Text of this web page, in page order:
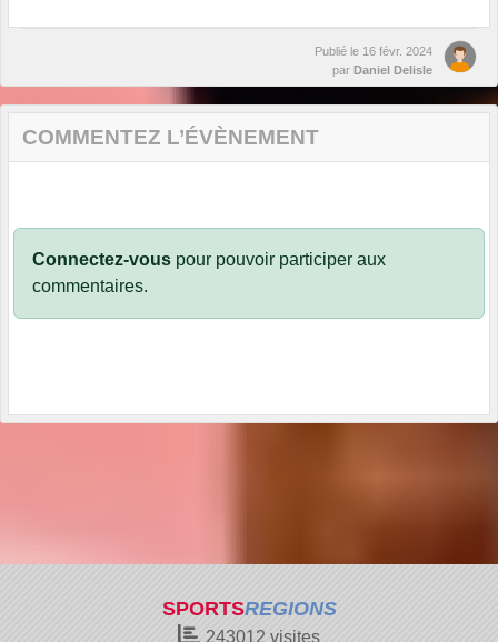
Publié le 16 févr. 2024
par Daniel Delisle
COMMENTEZ L’ÉVÈNEMENT
Connectez-vous pour pouvoir participer aux
commentaires.
SPORTSREGIONS
243012 visites